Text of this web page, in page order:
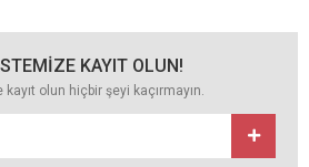
KAYIT OLUN!
olun hiçbir şeyi kaçırmayın.